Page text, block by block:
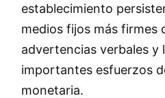
establecimiento
medios fijos más firmes
advertencias verbales y
importantes esfuerzos
monetaria.